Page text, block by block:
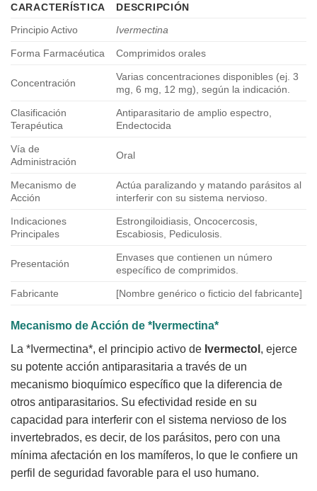
CARACTERÍSTICA
DESCRIPCIÓN
Principio Activo
Ivermectina
Forma Farmacéutica Comprimidos orales
Concentración
Varias concentraciones disponibles (ej. 3
mg, 6 mg, 12 mg), según la indicación.
Clasificación
Terapéutica
Antiparasitario de amplio espectro,
Endectocida
Vía de
Administración
Oral
Mecanismo de
Acción
Actúa paralizando y matando parásitos al
interferir con su sistema nervioso.
Indicaciones
Principales
Estrongiloidiasis, Oncocercosis,
Escabiosis, Pediculosis.
Presentación
Envases que contienen un número
específico de comprimidos.
Fabricante [Nombre genérico o ficticio del fabricante]
Mecanismo de Acción de *Ivermectina*
La *Ivermectina*, el principio activo de Ivermectol , ejerce
su potente acción antiparasitaria a través de un
mecanismo bioquímico específico que la diferencia de
otros antiparasitarios. Su efectividad reside en su
capacidad para interferir con el sistema nervioso de los
invertebrados, es decir, de los parásitos, pero con una
mínima afectación en los mamíferos, lo que le confiere un
perfil de seguridad favorable para el uso humano.